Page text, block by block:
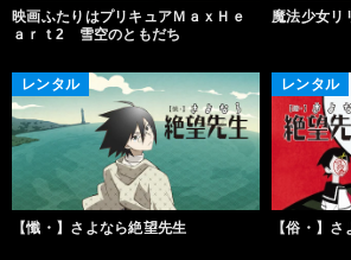
映画ふたりはプリキュアＭａｘＨｅ
ａｒｔ2 雪空のともだち
魔法少女リ
レンタル
【懺・】さよなら絶望先生
レンタル
【俗・】